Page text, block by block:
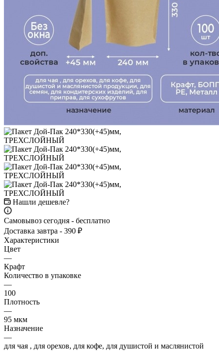
Нашли дешевле?
Самовывоз сегодня - бесплатно
Доставка завтра - 390 ₽
Характеристики
Цвет
—
Крафт
Количество в упаковке
—
100
Плотность
—
95 мкм
Назначение
—
для чая , для орехов, для кофе, для душистой и маслянистой